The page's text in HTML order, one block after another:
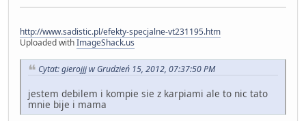
http://www.sadistic.pl/efekty-specjalne-vt231195.htm
Uploaded withImageShack.us
Cytat: gierojjj w Grudzień 15, 2012, 07:37:50 PM
jestem debilem i kompie sie z karpiami ale to nic tato
mnie bije i mama